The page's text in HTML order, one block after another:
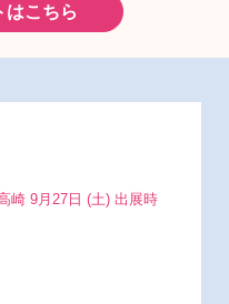
はこちら
崎 9月27日 (土) 出展時